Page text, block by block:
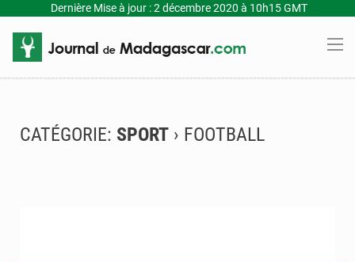
Dernière Mise à jour : 2 décembre 2020 à 10h15 GMT
CATÉGORIE: SPORT › FOOTBALL